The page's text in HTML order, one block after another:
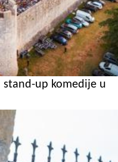
stand-up komedije u